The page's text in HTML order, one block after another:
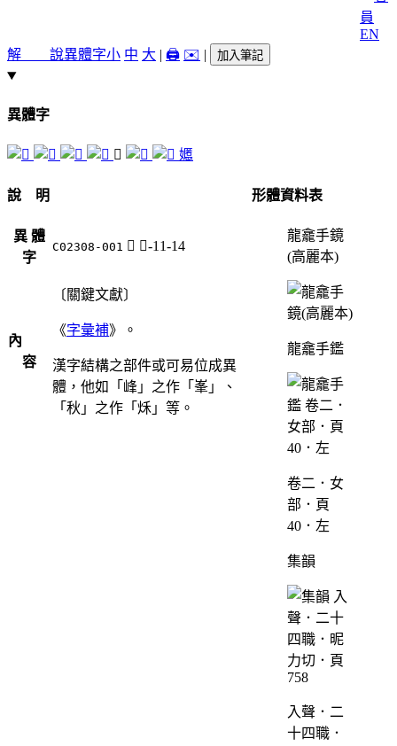
EN
解 說異體字小 中 大 | 🖨️ ✉️ | 加入筆記
異體字
𡠷 嬺
說 明
異 體
字
C02308-001 𡠷 女-11-14
內
容
〔關鍵文獻〕
《字彙補》。
漢字結構之部件或可易位成異
體，他如「峰」之作「峯」、
「秋」之作「秌」等。
形體資料表
龍龕手鏡
(高麗本)
龍龕手鑑
卷二．女
部．頁
40．左
集韻
入聲．二
十四職．